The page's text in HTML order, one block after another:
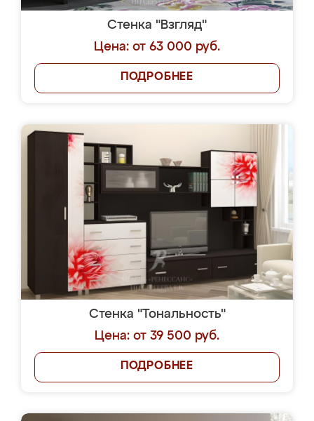
Стенка "Взгляд"
Цена: от 63 000 руб.
ПОДРОБНЕЕ
Стенка "Тональность"
Цена: от 39 500 руб.
ПОДРОБНЕЕ